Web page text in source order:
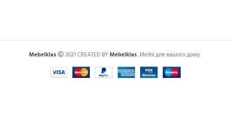
Mebelklas 2021 CREATED BYMebelklas. Меблі для вашого дому.